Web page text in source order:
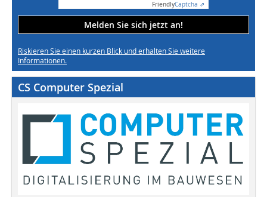
FriendlyCaptcha ⇗
Melden Sie sich jetzt an!
Riskieren Sie einen kurzen Blick und erhalten Sie weitere
Informationen.
CS Computer Spezial